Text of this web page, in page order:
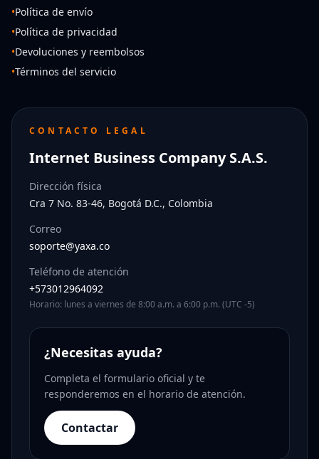
•Política de envío
•Política de privacidad
•Devoluciones y reembolsos
•Términos del servicio
CONTACTO LEGAL
Internet Business Company S.A.S.
Dirección física
Cra 7 No. 83-46, Bogotá D.C., Colombia
Correo
soporte@yaxa.co
Teléfono de atención
+573012964092
Horario: lunes a viernes de 8:00 a.m. a 6:00 p.m. (UTC -5)
¿Necesitas ayuda?
Completa el formulario oficial y te
responderemos en el horario de atención.
Contactar